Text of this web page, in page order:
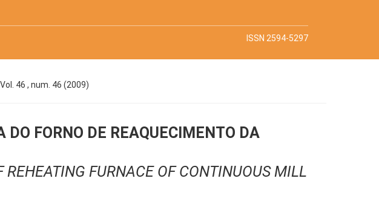
ISSN 2594-5297
Vol. 46 , num. 46 (2009)
FORNO DE REAQUECIMENTO DA
FURNACE OF CONTINUOUS MILL